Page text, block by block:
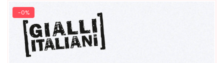
-0%